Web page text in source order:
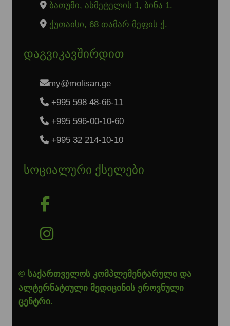
ბათუმი, ახმეტელის 1, ბინა 1.
ქუთაისი, 68 თამარ მეფის ქ.
დაგვიკავშირდით
my@molisan.ge
+995 598 48-66-11
+995 596-00-10-60
+995 32 214-10-10
სოციალური ქსელები
© საქართველოს კომპლემენტარული და
ალტერნატიული მედიცინის ეროვნული
ცენტრი.